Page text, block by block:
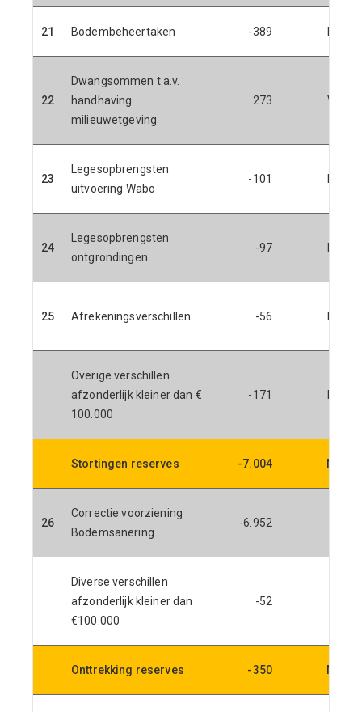
21 Bodembeheertaken -389
22
Dwangsommen t.a.v.
handhaving
milieuwetgeving
273 V
23
Legesopbrengsten
uitvoering Wabo
-101
24
Legesopbrengsten
ontgrondingen
-97
25 Afrekeningsverschillen -56
Overige verschillen
afzonderlijk kleiner dan €
100.000
-171
Stortingen reserves -7.004 N
26
Correctie voorziening
Bodemsanering
-6.952
Diverse verschillen
afzonderlijk kleiner dan
€100.000
-52
Onttrekking reserves -350 N